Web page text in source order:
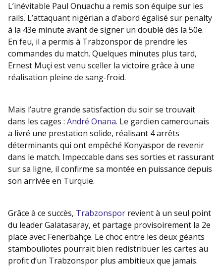
L’inévitable Paul Onuachu a remis son équipe sur les
rails. L’attaquant nigérian a d’abord égalisé sur penalty
à la 43e minute avant de signer un doublé dès la 50e.
En feu, il a permis à Trabzonspor de prendre les
commandes du match. Quelques minutes plus tard,
Ernest Muçi est venu sceller la victoire grâce à une
réalisation pleine de sang-froid.
Mais l’autre grande satisfaction du soir se trouvait
dans les cages : André Onana. Le gardien camerounais
a livré une prestation solide, réalisant 4 arrêts
déterminants qui ont empêché Konyaspor de revenir
dans le match. Impeccable dans ses sorties et rassurant
sur sa ligne, il confirme sa montée en puissance depuis
son arrivée en Turquie.
Grâce à ce succès, Trabzonspor revient à un seul point
du leader Galatasaray, et partage provisoirement la 2e
place avec Fenerbahçe. Le choc entre les deux géants
stambouliotes pourrait bien redistribuer les cartes au
profit d’un Trabzonspor plus ambitieux que jamais.